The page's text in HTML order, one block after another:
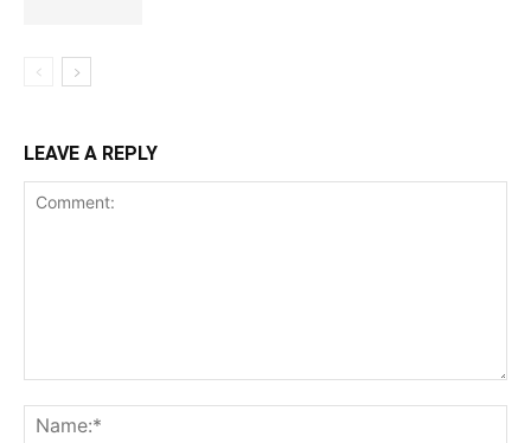
LEAVE A REPLY